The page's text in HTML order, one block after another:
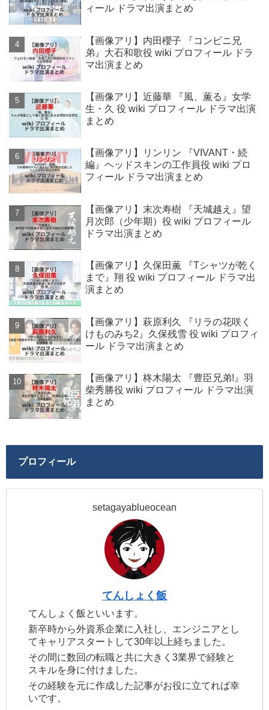
ィール ドラマ出演まとめ
【画像アリ】内田櫻子 『コンビニ兄
弟』大石和歌役 wiki プロフィール ドラ
マ出演まとめ
【画像アリ】近藤華 『風、薫る』女学
生・久 役 wiki プロフィール ドラマ出演
まとめ
【画像アリ】リンリン 『VIVANT・続
編』ヘッドスキンの工作員役 wiki プロ
フィール ドラマ出演まとめ
【画像アリ】末次寿樹 『天城越え』望
月次郎（少年期）役 wiki プロフィール
ドラマ出演まとめ
【画像アリ】久保田薫 『Tシャツが乾く
まで』翔 役 wiki プロフィール ドラマ出
演まとめ
【画像アリ】萩原利久 『リラの花咲く
けものみち2』久保残雪 役 wiki プロフィ
ール ドラマ出演まとめ
【画像アリ】柊木陽太 『豊臣兄弟!』羽
柴秀勝役 wiki プロフィール ドラマ出演
まとめ
プロフィール
setagayablueocean
てんしょく飯
てんしょく飯といいます。
新卒時から外資系企業に入社し、エンジニアとし
てキャリアスタートして30年以上経ちました。
その間に数回の転職と共に大きく3業界で経験と
スキルを身に付けました。
その経験を元に作成した記事がお役に立てれば幸
いです。